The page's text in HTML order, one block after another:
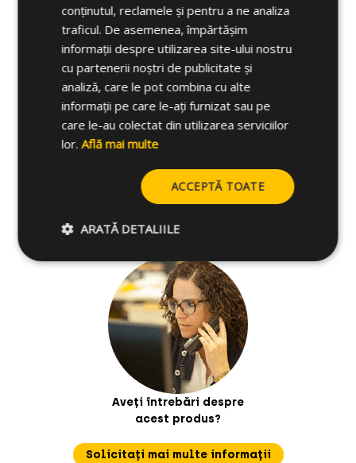
Alte specificații
Materiale de bază
Produse asemanatoare
Cum să instalați
Aveți întrebări despre
acest produs?
Solicitați mai multe informații
conținutul, reclamele și pentru a ne analiza
traficul. De asemenea, împărtășim
informații despre utilizarea site-ului nostru
cu partenerii noștri de publicitate și
analiză, care le pot combina cu alte
informații pe care le-ați furnizat sau pe
care le-au colectat din utilizarea serviciilor
lor.Află mai multe
ACCEPTĂ TOATE
ARATĂ DETALIILE